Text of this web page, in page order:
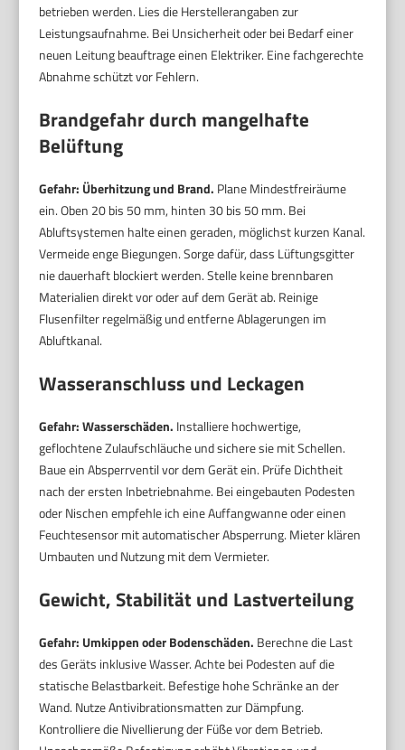
betrieben werden. Lies die Herstellerangaben zur
Leistungsaufnahme. Bei Unsicherheit oder bei Bedarf einer
neuen Leitung beauftrage einen Elektriker. Eine fachgerechte
Abnahme schützt vor Fehlern.
Brandgefahr durch mangelhafte
Belüftung
Gefahr: Überhitzung und Brand. Plane Mindestfreiräume
ein. Oben 20 bis 50 mm, hinten 30 bis 50 mm. Bei
Abluftsystemen halte einen geraden, möglichst kurzen Kanal.
Vermeide enge Biegungen. Sorge dafür, dass Lüftungsgitter
nie dauerhaft blockiert werden. Stelle keine brennbaren
Materialien direkt vor oder auf dem Gerät ab. Reinige
Flusenfilter regelmäßig und entferne Ablagerungen im
Abluftkanal.
Wasseranschluss und Leckagen
Gefahr: Wasserschäden. Installiere hochwertige,
geflochtene Zulaufschläuche und sichere sie mit Schellen.
Baue ein Absperrventil vor dem Gerät ein. Prüfe Dichtheit
nach der ersten Inbetriebnahme. Bei eingebauten Podesten
oder Nischen empfehle ich eine Auffangwanne oder einen
Feuchtesensor mit automatischer Absperrung. Mieter klären
Umbauten und Nutzung mit dem Vermieter.
Gewicht, Stabilität und Lastverteilung
Gefahr: Umkippen oder Bodenschäden. Berechne die Last
des Geräts inklusive Wasser. Achte bei Podesten auf die
statische Belastbarkeit. Befestige hohe Schränke an der
Wand. Nutze Antivibrationsmatten zur Dämpfung.
Kontrolliere die Nivellierung der Füße vor dem Betrieb.